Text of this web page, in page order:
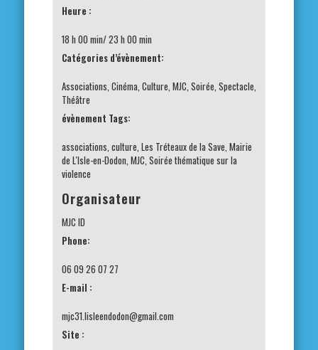
Heure :
18 h 00 min/ 23 h 00 min
Catégories d’évènement:
Associations Cinéma Culture MJC Soirée Spectacle
Théâtre
évènement Tags:
associations culture Les Tréteaux de la Save Mairie
de L'Isle-en-Dodon MJC Soirée thématique sur la
violence
Organisateur
MJC ID
Phone:
06 09 26 07 27
E-mail :
mjc31.lisleendodon@gmail.com
Site :